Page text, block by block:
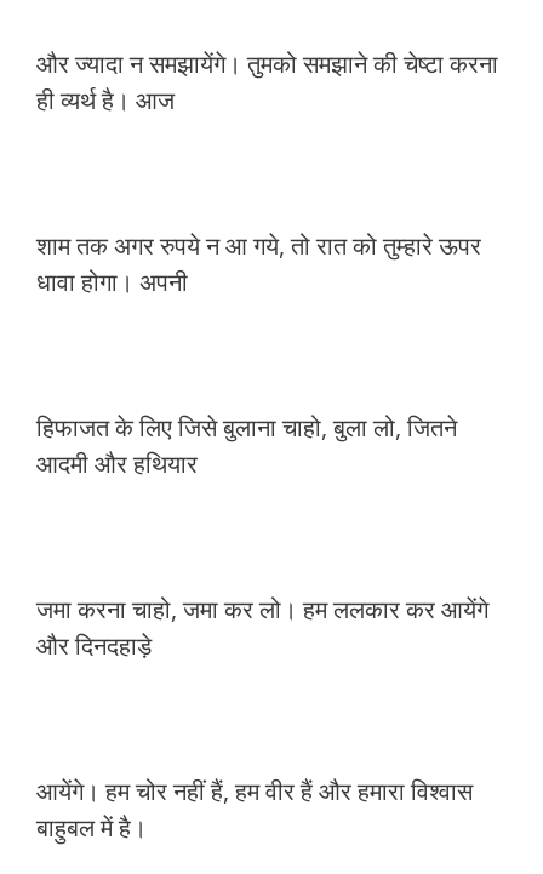
और ज्यादा न समझायेंगे। तुमको समझाने की चेष्टा करना
ही व्यर्थ है। आज
शाम तक अगर रुपये न आ गये, तो रात को तुम्हारे ऊपर
धावा होगा। अपनी
हिफाजत के लिए जिसे बुलाना चाहो, बुला लो, जितने
आदमी और हथियार
जमा करना चाहो, जमा कर लो। हम ललकार कर आयेंगे
और दिनदहाड़े
आयेंगे। हम चोर नहीं हैं, हम वीर हैं और हमारा विश्वास
बाहुबल में है।